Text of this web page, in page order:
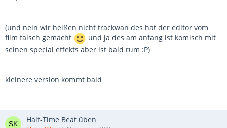
(und nein wir heißen nicht trackwan des hat der editor vom
film falsch gemacht
und ja des am anfang ist komisch mit
seinen special effekts aber ist bald rum :P)
kleinere version kommt bald
Half-Time Beat üben